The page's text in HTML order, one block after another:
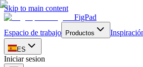
Skip to main content
FigPad
Espacio de trabajo
Productos
ES
Iniciar sesion